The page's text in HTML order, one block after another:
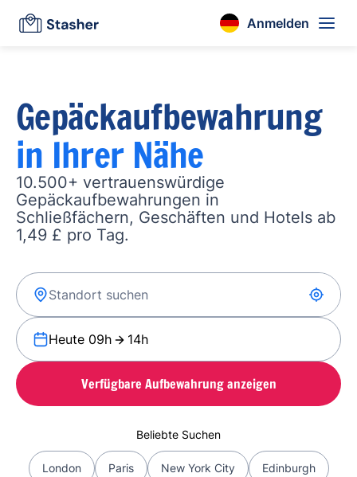
Anmelden
Gepäckaufbewahrung
in Ihrer Nähe
10.500+ vertrauenswürdige
Gepäckaufbewahrungen in
Schließfächern, Geschäften und Hotels ab
1,49 £ pro Tag.
Heute 09h 14h
Verfügbare Aufbewahrung anzeigen
Beliebte Suchen
London Paris New York City Edinburgh